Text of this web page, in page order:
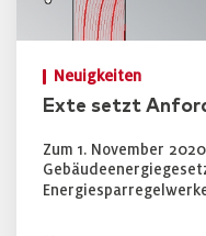
Neuigkeiten
Exte setzt
Zum 1. November